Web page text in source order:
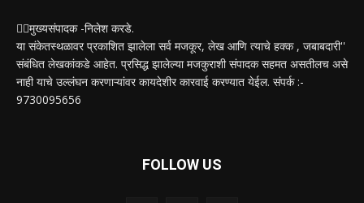
✍🏻मुख्यसंपादक -निलेश करडे.
या संकेतस्थळावर प्रकाशित झालेला सर्व मजकूर, लेख आणि त्याचे हक्क , जबाबदारी''
संबंधित लेखकांकडे आहेत. प्रसिद्ध झालेल्या मजकुराशी संपादक सहमत असतीलच असे
नाही याचे उल्लंघन करणाऱ्यांवर कायदेशीर कारवाई करण्यात येईल. संपर्क :-
9730095656
FOLLOW US